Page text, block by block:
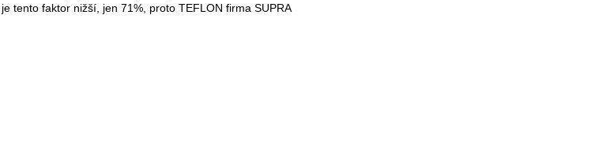
je tento faktor nižší, jen 71%, proto TEFLON firma SUPRA